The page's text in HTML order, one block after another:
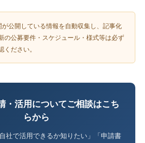
公開している情報を自動収集し、記事化
の公募要件・スケジュール・様式等は必ず
ください。
・活用についてご相談はこち
らから
社で活用できるか知りたい」「申請書